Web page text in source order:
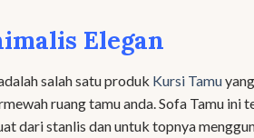
Elegan
salah satu produk Kursi Tamu
ruang tamu anda. Sofa Tamu ini
dari stanlis dan untuk topnya